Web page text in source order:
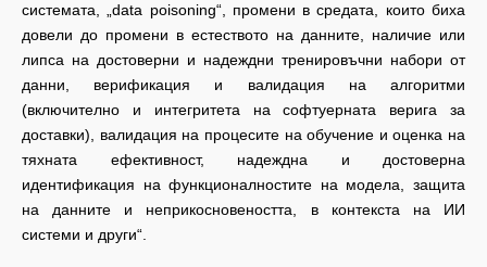
системата, „data poisoning“, промени в средата, които биха
довели до промени в естеството на данните, наличие или
липса на достоверни и надеждни тренировъчни набори от
данни, верификация и валидация на алгоритми
(включително и интегритета на софтуерната верига за
доставки), валидация на процесите на обучение и оценка на
тяхната ефективност, надеждна и достоверна
идентификация на функционалностите на модела, защита
на данните и неприкосновеността, в контекста на ИИ
системи и други“.